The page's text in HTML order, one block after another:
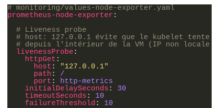
# monitoring/values-node-exporter.yaml
prometheus-node-exporter :
# Liveness probe
# host: 127.0.0.1 évite que le kubelet tente
# depuis l'intérieur de la VM (IP non locale
livenessProbe :
httpGet :
host :
"127.0.0.1"
path :
/
port :
http-metrics
initialDelaySeconds :
30
timeoutSeconds :
10
failureThreshold :
10